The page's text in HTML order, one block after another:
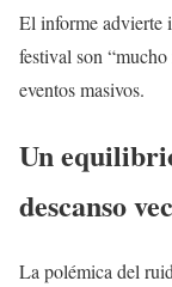
El informe advierte
festival son
eventos masivos.
Un
descanso
La polémica del